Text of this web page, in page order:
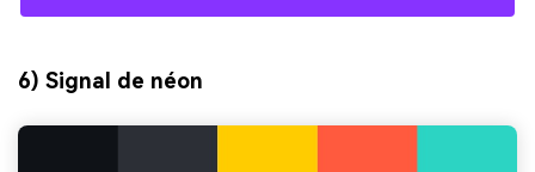
6) Signal de néon